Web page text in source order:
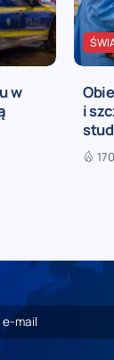
w
i